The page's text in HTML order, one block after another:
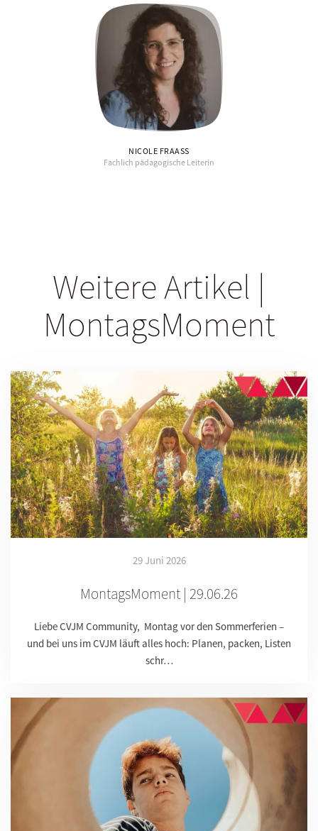
NICOLE FRAASS
Fachlich pädagogische Leiterin
Weitere Artikel |
MontagsMoment
29 Juni 2026
MontagsMoment | 29.06.26
Liebe CVJM Community, Montag vor den Sommerferien –
und bei uns im CVJM läuft alles hoch: Planen, packen, Listen
schr…